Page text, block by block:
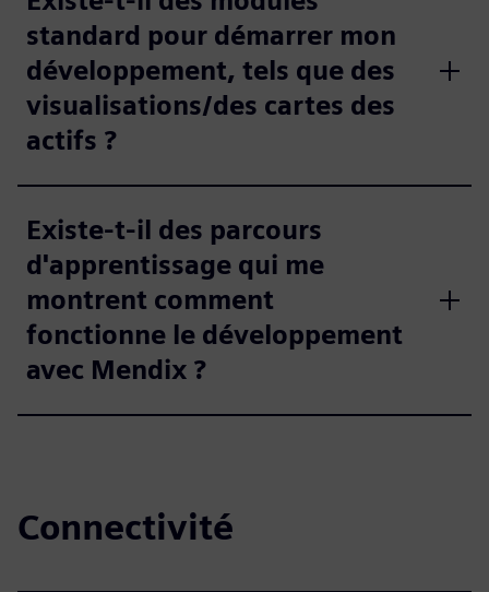
standard pour démarrer mon
développement, tels que des
visualisations/des cartes des
actifs ?
Existe-t-il des parcours
d'apprentissage qui me
montrent comment
fonctionne le développement
avec Mendix ?
Connectivité